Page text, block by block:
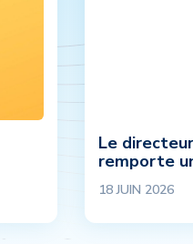
Le
remporte
18 JUIN 2026